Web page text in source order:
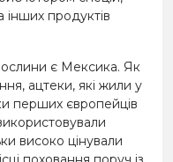
інших продуктів
є Мексика. Як
ацтеки, які жили у
перших європейців
високо цінували